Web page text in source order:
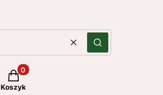
WyczyśćSzukaj
Produkty w koszyku: 0. Zobacz
Koszyk